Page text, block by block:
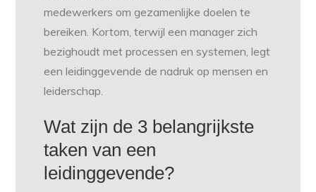
medewerkers om gezamenlijke doelen te
bereiken. Kortom, terwijl een manager zich
bezighoudt met processen en systemen, legt
een leidinggevende de nadruk op mensen en
leiderschap.
Wat zijn de 3 belangrijkste
taken van een
leidinggevende?